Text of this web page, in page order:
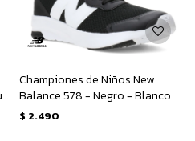
Championes de Niños New
Balance 578 - Negro - Blanco
$ 2.490